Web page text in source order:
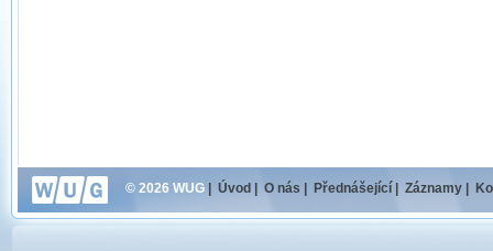
© 2026 WUG Úvod O nás Přednášející Záznamy